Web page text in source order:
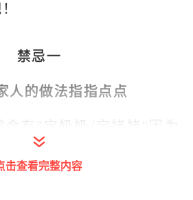
禁忌一
人的做法指指点点
，当月嫂们遇到老一辈人
误时，切忌直接回怼，并
击查看完整内容